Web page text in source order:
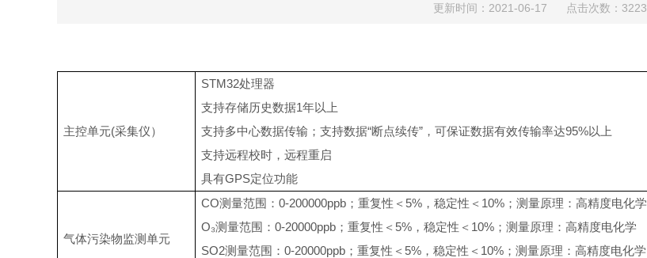
更新时间：2021-06-17 点击次数：3223
主控单元(采集仪）
STM32处理器
支持存储历史数据1年以上
支持多中心数据传输；支持数据“断点续传”，可保证数据有效传输率达95%以上
支持远程校时，远程重启
具有GPS定位功能
气体污染物监测单元
CO测量范围：0-200000ppb；重复性＜5%，稳定性＜10%；测量原理：高精度电化学
O₃测量范围：0-20000ppb；重复性＜5%，稳定性＜10%；测量原理：高精度电化学
SO2测量范围：0-20000ppb；重复性＜5%，稳定性＜10%；测量原理：高精度电化学